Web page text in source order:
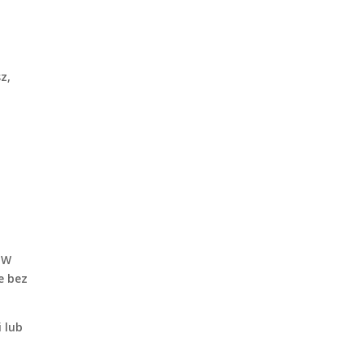
bez
lub